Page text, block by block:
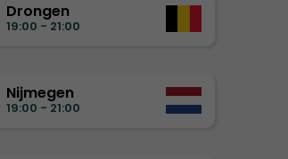
Drongen
19:00 - 21:00
Nijmegen
19:00 - 21:00